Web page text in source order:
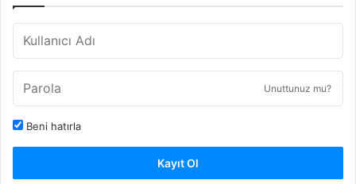
Unuttunuz mu?
Beni hatırla
Kayıt Ol